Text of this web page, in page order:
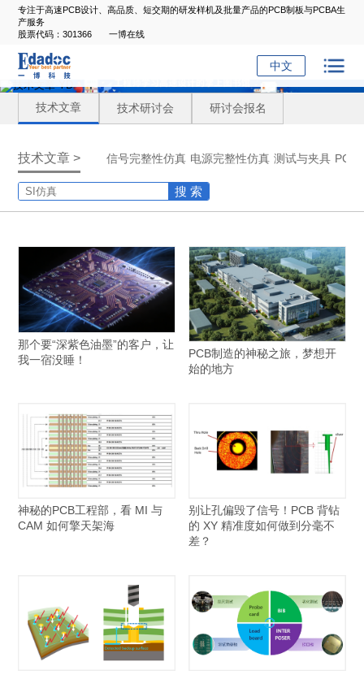
专注于高速PCB设计、高品质、短交期的研发样机及批量产品的PCB制板与PCBA生
产服务
股票代码：301366
一博在线
中文
技术文章 技术研讨会 研讨会报名
技术文章 > 信号完整性仿真 电源完整性仿真 测试与夹具 PCB
搜 索
那个要“深紫色油墨”的客户，让
我一宿没睡！
PCB制造的神秘之旅，梦想开
始的地方
神秘的PCB工程部，看 MI 与
CAM 如何擎天架海
别让孔偏毁了信号！PCB 背钻
的 XY 精准度如何做到分毫不
差？